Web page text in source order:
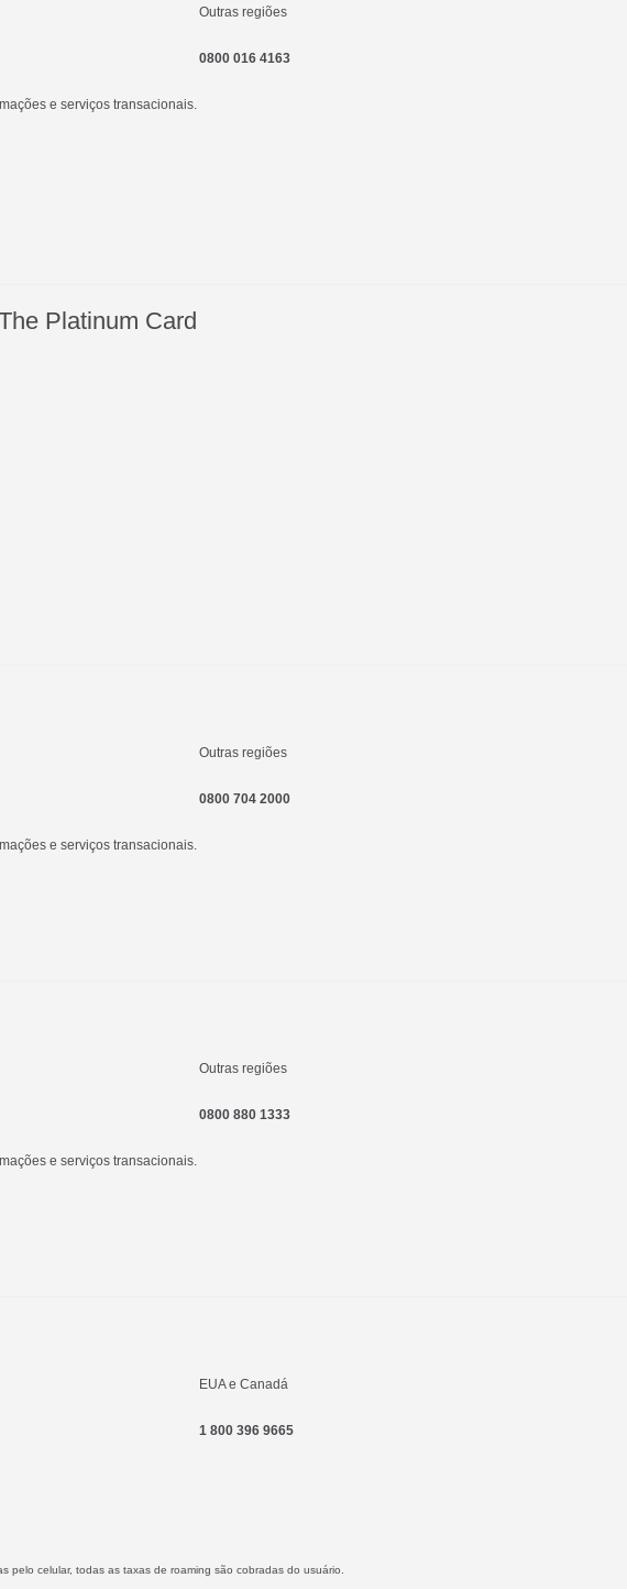
Outras regiões
0800 016 4163
e serviços transacionais.
Platinum Card
Outras regiões
0800 704 2000
e serviços transacionais.
Outras regiões
0800 880 1333
e serviços transacionais.
EUA e Canadá
1 800 396 9665
pelo celular, todas as taxas de roaming são cobradas do usuário.